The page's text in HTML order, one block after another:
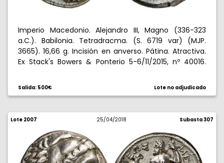
Imperio Macedonio. Alejandro III, Magno (336-323
a.C.). Babilonia. Tetradracma. (S. 6719 var) (MJP.
3665). 16,66 g. Incisión en anverso. Pátina. Atractiva.
Ex Stack's Bowers & Ponterio 5-6/11/2015, nº 40016.
Salida: 500€ Lote no adjudicado
Lote 2007 25/04/2018 Subasta 307